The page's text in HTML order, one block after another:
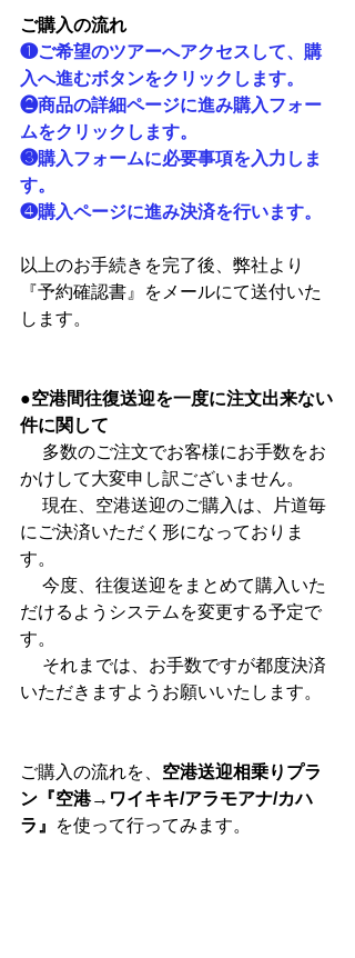
ご購入の流れ
❶ご希望のツアーへアクセスして、購
入へ進むボタンをクリックします。
❷商品の詳細ページに進み購入フォー
ムをクリックします。
❸購入フォームに必要事項を入力しま
す。
❹購入ページに進み決済を行います。
以上のお手続きを完了後、弊社より
『予約確認書』をメールにて送付いた
します。
●空港間往復送迎を一度に注文出来ない
件に関して
かけして大変申し訳ございません。
にご決済いただく形になっておりま
す。
だけるようシステムを変更する予定で
す。
いただきますようお願いいたします。
ご購入の流れを、 空港送迎相乗りプラ
ン『空港→ワイキキ/アラモアナ/カハ
ラ』
を使って行ってみます。